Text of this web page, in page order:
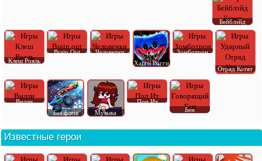
Бейблэйд
Клеш Рояль
Brain Out
Человечки
Хагги Вагги
Зомботрон
Отряд Котят
Вилли
Без флеш
Музыка
Поп Ит
Бен
Известные герои